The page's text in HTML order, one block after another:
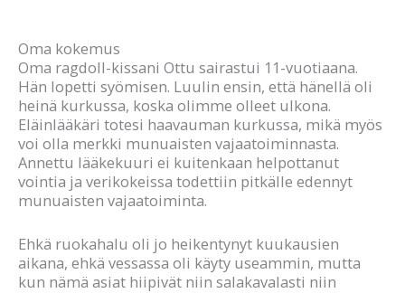
Oma kokemus
Oma ragdoll-kissani Ottu sairastui 11-vuotiaana.
Hän lopetti syömisen. Luulin ensin, että hänellä oli
heinä kurkussa, koska olimme olleet ulkona.
Eläinlääkäri totesi haavauman kurkussa, mikä myös
voi olla merkki munuaisten vajaatoiminnasta.
Annettu lääkekuuri ei kuitenkaan helpottanut
vointia ja verikokeissa todettiin pitkälle edennyt
munuaisten vajaatoiminta.
Ehkä ruokahalu oli jo heikentynyt kuukausien
aikana, ehkä vessassa oli käyty useammin, mutta
kun nämä asiat hiipivät niin salakavalasti niin